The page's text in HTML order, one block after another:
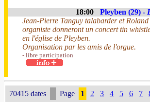
18:00 Pleyben (29) -
Jean-Pierre Tanguy talabarder et
organiste donneront un concert tin
en l'église de Pleyben.
Organisation par les amis de l'orgue.
- libre participation
70415 dates Page 1 2 3 4 5 6 7